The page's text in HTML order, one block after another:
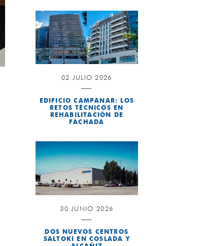
02 JULIO 2026
EDIFICIO CAMPANAR: LOS
RETOS TÉCNICOS EN
REHABILITACIÓN DE
FACHADA
30 JUNIO 2026
DOS NUEVOS CENTROS
SALTOKI EN COSLADA Y